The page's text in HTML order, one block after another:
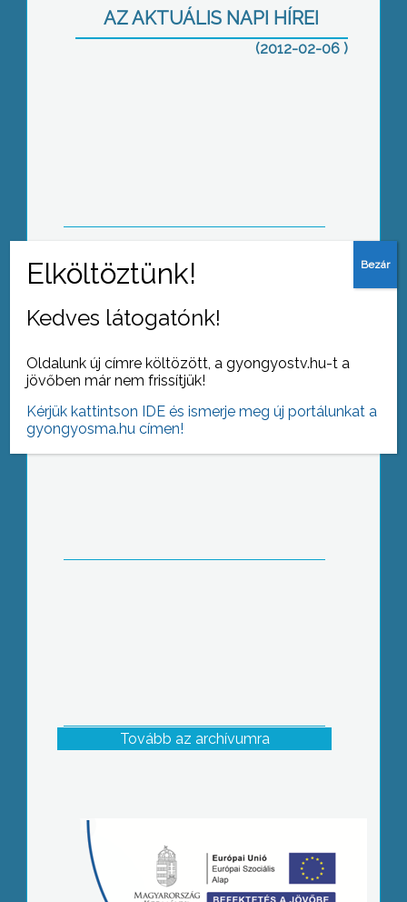
AZ AKTUÁLIS NAPI HÍREI
(2012-02-06 )
Az éves szinten 380 milliárd forintra
kézbe adásával százmilliárdos
nemzetgazdasági tárca elgondolásai
szerint
Tovább az archívumra
Kedves látogatónk!
Oldalunk új címre költözött, a gyongyostv.hu-t a
jövőben már nem frissítjük!
Kérjük kattintson IDE és ismerje meg új portálunkat a
gyongyosma.hu címen!